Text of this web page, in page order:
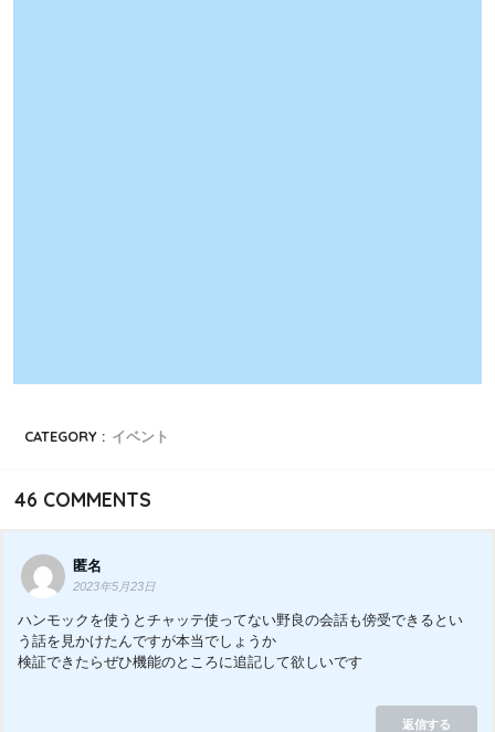
CATEGORY : イベント
46 COMMENTS
匿名
2023年5月23日
ハンモックを使うとチャッテ使ってない野良の会話も傍受できるとい
う話を見かけたんですが本当でしょうか
検証できたらぜひ機能のところに追記して欲しいです
返信する